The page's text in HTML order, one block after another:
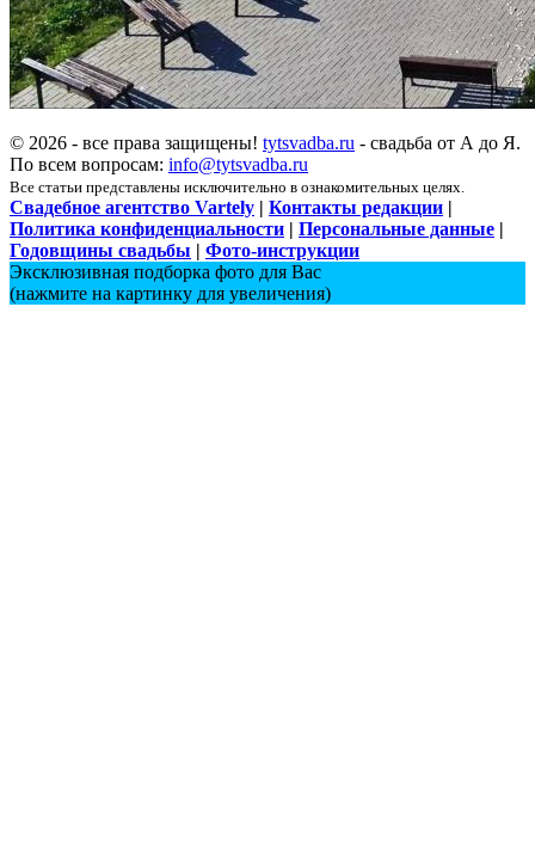
© 2026 - все права защищены! tytsvadba.ru - свадьба от А до Я.
По всем вопросам: info@tytsvadba.ru
Все статьи представлены исключительно в ознакомительных целях.
Свадебное агентство Vartely | Контакты редакции |
Политика конфиденциальности | Персональные данные |
Годовщины свадьбы | Фото-инструкции
Эксклюзивная подборка фото для Вас
(нажмите на картинку для увеличения)